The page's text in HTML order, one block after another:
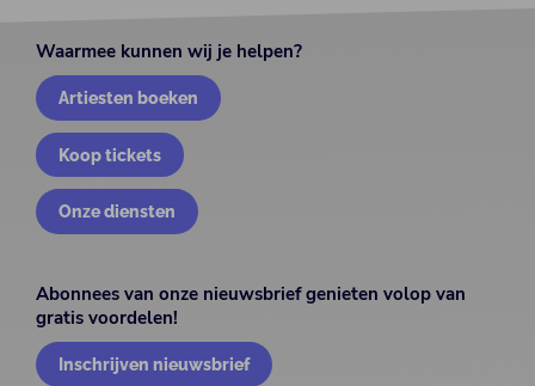
Waarmee kunnen wij je helpen?
Artiesten boeken
Koop tickets
Onze diensten
Abonnees van onze nieuwsbrief genieten volop van
gratis voordelen!
Inschrijven nieuwsbrief